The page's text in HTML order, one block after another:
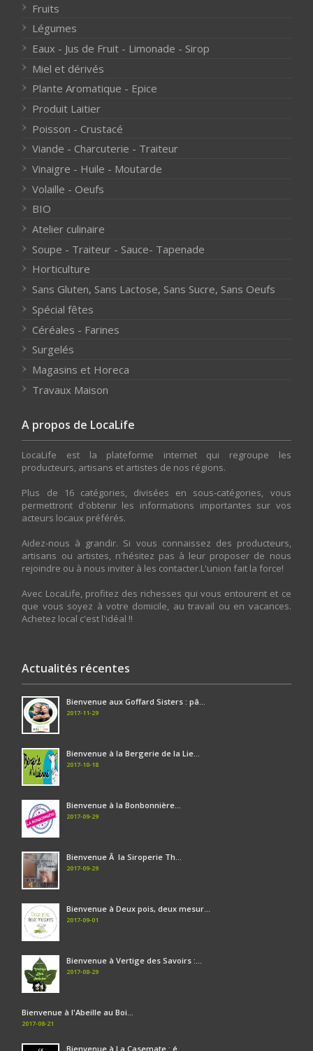
Fruits
Légumes
Eaux - Jus de Fruit - Limonade - Sirop
Miel et dérivés
Plante Aromatique - Epice
Produit Laitier
Poisson - Crustacé
Viande - Charcuterie - Traiteur
Vinaigre - Huile - Moutarde
Volaille - Oeufs
BIO
Atelier culinaire
Soupe - Traiteur - Sauce- Tapenade
Horticulture
Sans Gluten, Sans Lactose, Sans Sucre, Sans Oeufs
Spécial fêtes
Céréales - Farines
Surgelés
Magasins et Horeca
Travaux Maison
A propos de LocaLife
LocaLife est la plateforme internet qui regroupe les
producteurs, artisans et artistes de nos régions.
Plus de 16 catégories, divisées en sous-catégories, vous
permettront d'obtenir les informations importantes sur vos
acteurs locaux préférés.
Aidez-nous à grandir. Si vous connaissez des producteurs,
artisans ou artistes, n'hésitez pas à leur proposer de nous
rejoindre ou à nous inviter à les contacter.L'union fait la force!
Avec LocaLife, profitez des richesses qui vous entourent et ce
que vous soyez à votre domicile, au travail ou en vacances.
Achetez local c'est l'idéal !!
Actualités récentes
Bienvenue aux Goffard Sisters : pâ...
2017-11-29
Bienvenue à la Bergerie de la Lie...
2017-10-18
Bienvenue à la Bonbonnière...
2017-09-29
Bienvenue Ã la Siroperie Th...
2017-09-29
Bienvenue à Deux pois, deux mesur...
2017-09-01
Bienvenue à Vertige des Savoirs :...
2017-08-29
Bienvenue à l'Abeille au Boi...
2017-08-21
Bienvenue à La Casemate : é...